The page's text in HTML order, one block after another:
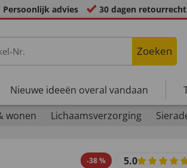
Persoonlijk advies 30 dagen retourrecht
Zoeken
Nieuwe ideeën overal vandaan
wonen Lichaamsverzorging
-38% 5.0